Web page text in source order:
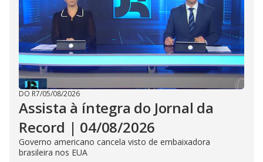
DO R7/05/08/2026
Assista à íntegra do Jornal da
Record | 04/08/2026
Governo americano cancela visto de embaixadora
brasileira nos EUA